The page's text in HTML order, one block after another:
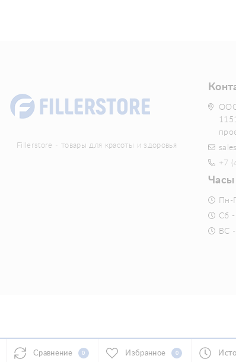
Fillerstore - товары для красоты и здоровья
+7
Часы
Сб -
ВС
Сравнение 0 Избранное 0